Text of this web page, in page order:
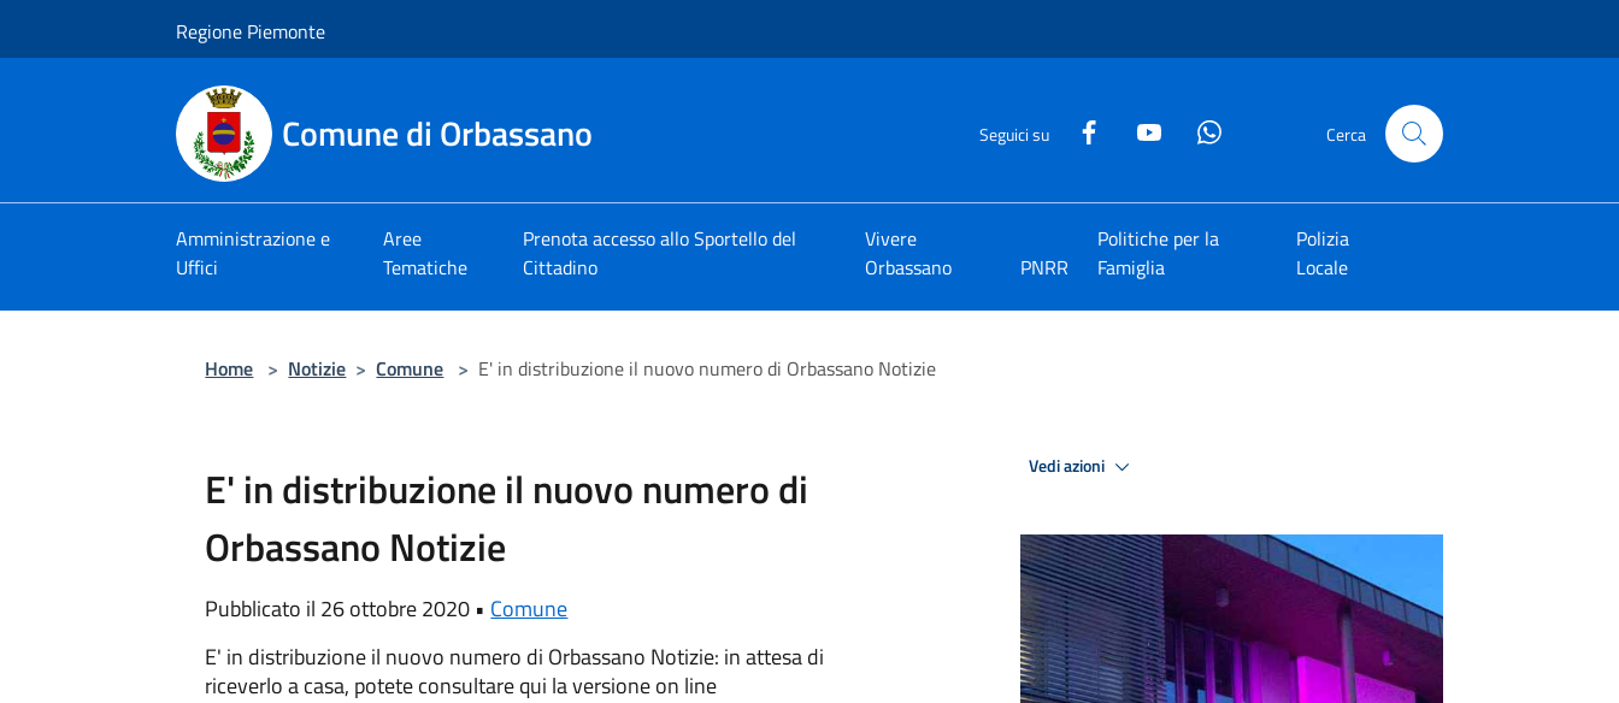
Regione Piemonte
Comune di Orbassano Seguici su Cerca
Amministrazione e
Uffici
Aree
Tematiche
Prenota accesso allo Sportello del
Cittadino
Vivere
Orbassano
PNRR
Politiche per la
Famiglia
Polizia
Locale
Home > Notizie > Comune > E' in distribuzione il nuovo numero di Orbassano Notizie
E' in distribuzione il nuovo numero di
Orbassano Notizie
Pubblicato il 26 ottobre 2020 • Comune
E' in distribuzione il nuovo numero di Orbassano Notizie: in attesa di
riceverlo a casa, potete consultare qui la versione on line
Vedi azioni